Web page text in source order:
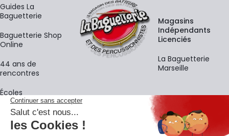
Guides La
Baguetterie
Baguetterie Shop
Online
44 ans de
rencontres
Écoles
Magasins
Indépendants
Licenciés
La Baguetterie
Marseille
La newsletter
Adresse e-mail